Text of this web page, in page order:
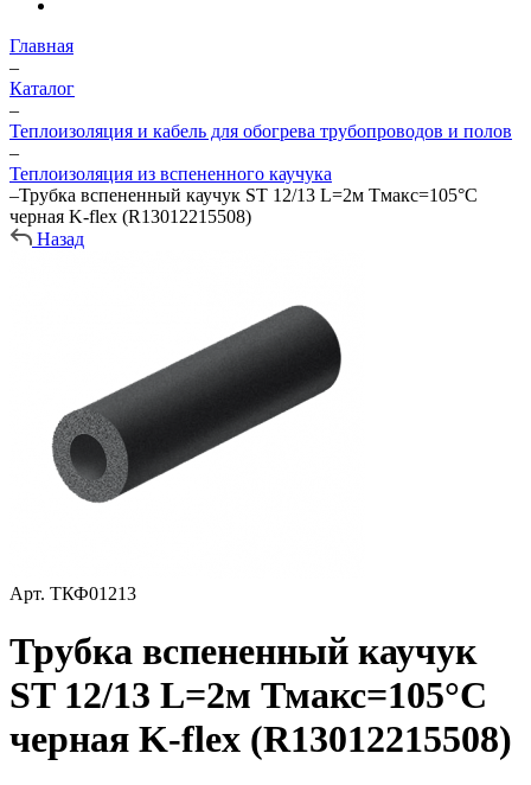
Главная
–
Каталог
–
Теплоизоляция и кабель для обогрева трубопроводов и полов
–
Теплоизоляция из вспененного каучука
–Трубка вспененный каучук ST 12/13 L=2м Тмакс=105°C
черная K-flex (R13012215508)
Назад
Арт. ТКФ01213
Трубка вспененный каучук
ST 12/13 L=2м Тмакс=105°C
черная K-flex (R13012215508)